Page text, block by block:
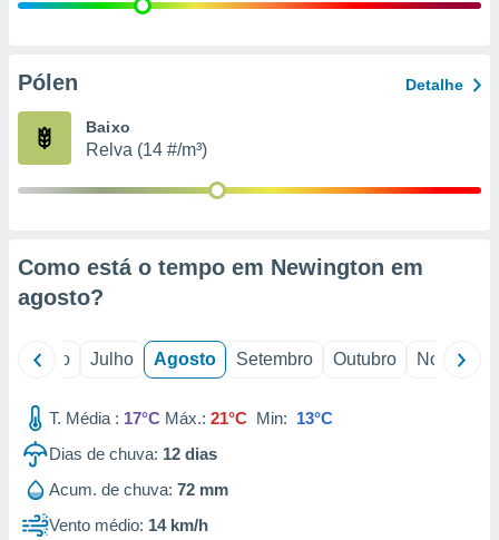
e
de
Pólen Detalhe
Baixo
Relva (14 #/m³)
Como está o tempo em Newington em
agosto?
Junho Julho Agosto Setembro Outubro Novembro
T. Média : 17°C Máx.: 21°C Min: 13°C
Dias de chuva: 12 dias
Acum. de chuva: 72 mm
Vento médio: 14 km/h